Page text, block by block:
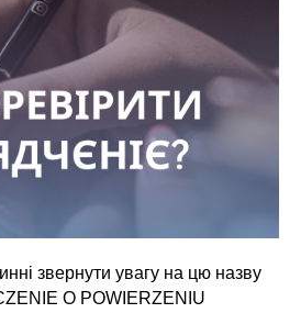
звернути увагу на цю назву
O POWIERZENIU